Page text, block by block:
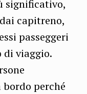
significativo,
capitreno,
passeggeri
di viaggio.
perché